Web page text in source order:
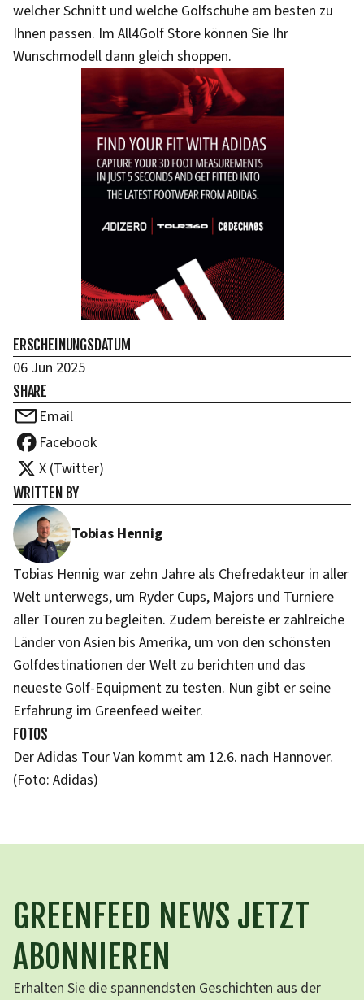
welcher Schnitt und welche Golfschuhe am besten zu
Ihnen passen. Im All4Golf Store können Sie Ihr
Wunschmodell dann gleich shoppen.
ERSCHEINUNGSDATUM
06 Jun 2025
SHARE
Email
Facebook
X (Twitter)
WRITTEN BY
Tobias Hennig
Tobias Hennig war zehn Jahre als Chefredakteur in aller
Welt unterwegs, um Ryder Cups, Majors und Turniere
aller Touren zu begleiten. Zudem bereiste er zahlreiche
Länder von Asien bis Amerika, um von den schönsten
Golfdestinationen der Welt zu berichten und das
neueste Golf-Equipment zu testen. Nun gibt er seine
Erfahrung im Greenfeed weiter.
FOTOS
Der Adidas Tour Van kommt am 12.6. nach Hannover.
(Foto: Adidas)
GREENFEED NEWS JETZT
ABONNIEREN
Erhalten Sie die spannendsten Geschichten aus der